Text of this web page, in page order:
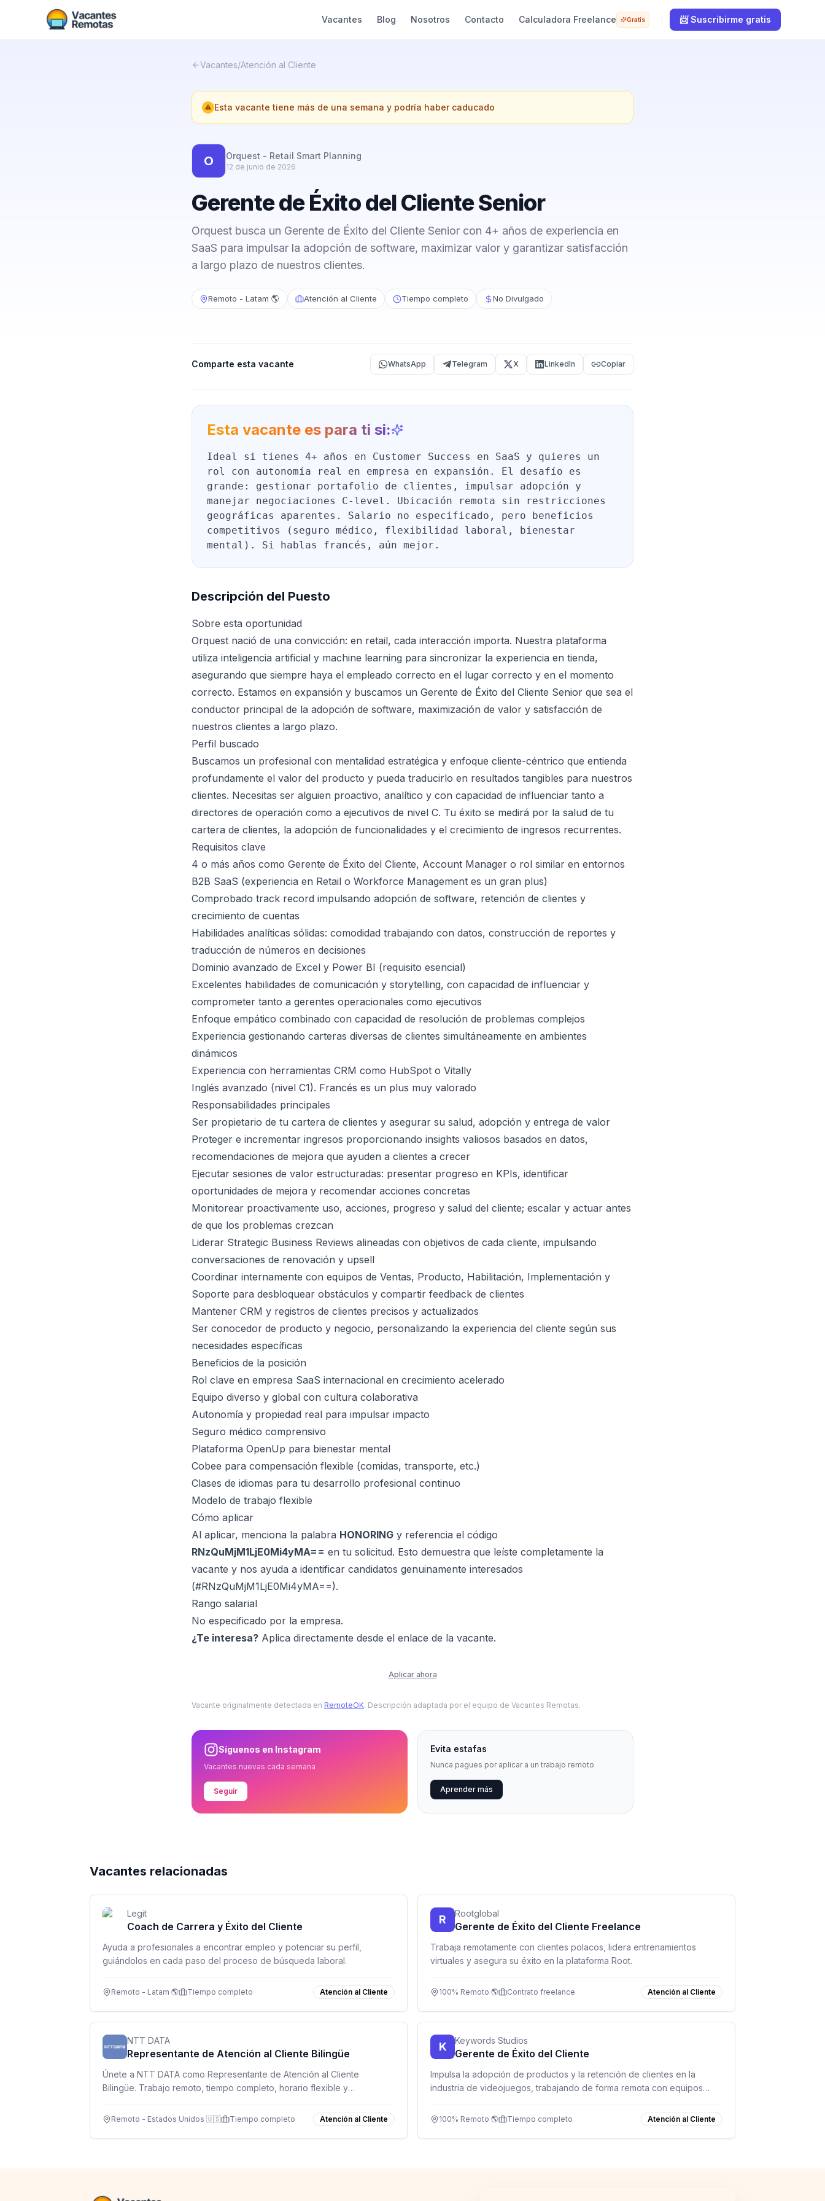
Vacantes Blog Nosotros Contacto Calculadora Freelance Gratis 📨 Suscribirme gratis
Vacantes/Atención al Cliente
Esta vacante tiene más de una semana y podría haber caducado
O Orquest - Retail Smart Planning
12 de junio de 2026
Gerente de Éxito del Cliente Senior
Orquest busca un Gerente de Éxito del Cliente Senior con 4+ años de experiencia en
SaaS para impulsar la adopción de software, maximizar valor y garantizar satisfacción
a largo plazo de nuestros clientes.
Remoto - Latam 🌎 Atención al Cliente Tiempo completo No Divulgado
Comparte esta vacante WhatsApp Telegram X LinkedIn Copiar
Esta vacante es para ti si:
Ideal si tienes 4+ años en Customer Success en SaaS y quieres un
rol con autonomía real en empresa en expansión. El desafío es
grande: gestionar portafolio de clientes, impulsar adopción y
manejar negociaciones C-level. Ubicación remota sin restricciones
geográficas aparentes. Salario no especificado, pero beneficios
competitivos (seguro médico, flexibilidad laboral, bienestar
mental). Si hablas francés, aún mejor.
Descripción del Puesto
Sobre esta oportunidad
Orquest nació de una convicción: en retail, cada interacción importa. Nuestra plataforma
utiliza inteligencia artificial y machine learning para sincronizar la experiencia en tienda,
asegurando que siempre haya el empleado correcto en el lugar correcto y en el momento
correcto. Estamos en expansión y buscamos un Gerente de Éxito del Cliente Senior que sea el
conductor principal de la adopción de software, maximización de valor y satisfacción de
nuestros clientes a largo plazo.
Perfil buscado
Buscamos un profesional con mentalidad estratégica y enfoque cliente-céntrico que entienda
profundamente el valor del producto y pueda traducirlo en resultados tangibles para nuestros
clientes. Necesitas ser alguien proactivo, analítico y con capacidad de influenciar tanto a
directores de operación como a ejecutivos de nivel C. Tu éxito se medirá por la salud de tu
cartera de clientes, la adopción de funcionalidades y el crecimiento de ingresos recurrentes.
Requisitos clave
4 o más años como Gerente de Éxito del Cliente, Account Manager o rol similar en entornos
B2B SaaS (experiencia en Retail o Workforce Management es un gran plus)
Comprobado track record impulsando adopción de software, retención de clientes y
crecimiento de cuentas
Habilidades analíticas sólidas: comodidad trabajando con datos, construcción de reportes y
traducción de números en decisiones
Dominio avanzado de Excel y Power BI (requisito esencial)
Excelentes habilidades de comunicación y storytelling, con capacidad de influenciar y
comprometer tanto a gerentes operacionales como ejecutivos
Enfoque empático combinado con capacidad de resolución de problemas complejos
Experiencia gestionando carteras diversas de clientes simultáneamente en ambientes
dinámicos
Experiencia con herramientas CRM como HubSpot o Vitally
Inglés avanzado (nivel C1). Francés es un plus muy valorado
Responsabilidades principales
Ser propietario de tu cartera de clientes y asegurar su salud, adopción y entrega de valor
Proteger e incrementar ingresos proporcionando insights valiosos basados en datos,
recomendaciones de mejora que ayuden a clientes a crecer
Ejecutar sesiones de valor estructuradas: presentar progreso en KPIs, identificar
oportunidades de mejora y recomendar acciones concretas
Monitorear proactivamente uso, acciones, progreso y salud del cliente; escalar y actuar antes
de que los problemas crezcan
Liderar Strategic Business Reviews alineadas con objetivos de cada cliente, impulsando
conversaciones de renovación y upsell
Coordinar internamente con equipos de Ventas, Producto, Habilitación, Implementación y
Soporte para desbloquear obstáculos y compartir feedback de clientes
Mantener CRM y registros de clientes precisos y actualizados
Ser conocedor de producto y negocio, personalizando la experiencia del cliente según sus
necesidades específicas
Beneficios de la posición
Rol clave en empresa SaaS internacional en crecimiento acelerado
Equipo diverso y global con cultura colaborativa
Autonomía y propiedad real para impulsar impacto
Seguro médico comprensivo
Plataforma OpenUp para bienestar mental
Cobee para compensación flexible (comidas, transporte, etc.)
Clases de idiomas para tu desarrollo profesional continuo
Modelo de trabajo flexible
Cómo aplicar
Al aplicar, menciona la palabra HONORING y referencia el código
RNzQuMjM1LjE0Mi4yMA== en tu solicitud. Esto demuestra que leíste completamente la
vacante y nos ayuda a identificar candidatos genuinamente interesados
(#RNzQuMjM1LjE0Mi4yMA==).
Rango salarial
No especificado por la empresa.
¿Te interesa? Aplica directamente desde el enlace de la vacante.
Aplicar ahora
Vacante originalmente detectada en RemoteOK. Descripción adaptada por el equipo de Vacantes Remotas.
Síguenos en Instagram
Vacantes nuevas cada semana
Seguir
Evita estafas
Nunca pagues por aplicar a un trabajo remoto
Aprender más
Vacantes relacionadas
Legit
Coach de Carrera y Éxito del Cliente
Ayuda a profesionales a encontrar empleo y potenciar su perfil,
guiándolos en cada paso del proceso de búsqueda laboral.
Remoto - Latam 🌎 Tiempo completo Atención al Cliente
R Rootglobal
Gerente de Éxito del Cliente Freelance
Trabaja remotamente con clientes polacos, lidera entrenamientos
virtuales y asegura su éxito en la plataforma Root.
100% Remoto 🌎 Contrato freelance Atención al Cliente
NTT DATA
Representante de Atención al Cliente Bilingüe
Únete a NTT DATA como Representante de Atención al Cliente
Bilingüe. Trabajo remoto, tiempo completo, horario flexible y
Remoto - Estados Unidos 🇺🇸 Tiempo completo Atención al Cliente
K Keywords Studios
Gerente de Éxito del Cliente
Impulsa la adopción de productos y la retención de clientes en la
industria de videojuegos, trabajando de forma remota con equipos
100% Remoto 🌎 Tiempo completo Atención al Cliente